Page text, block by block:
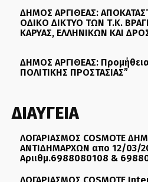
ΔΗΜΟΣ ΑΡΓΙΘΕΑΣ:
ΟΔΙΚΟ ΔΙΚΤΥΟ ΤΩΝ Τ.Κ.
ΚΑΡΥΑΣ, ΕΛΛΗΝΙΚΩΝ ΚΑΙ
ΔΗΜΟΣ ΑΡΓΙΘΕΑΣ:
ΠΟΛΙΤΙΚΗΣ ΠΡΟΣΤΑΣΙΑΣ”
ΔΙΑΥΓΕΙΑ
ΛΟΓΑΡΙΑΣΜΟΣ COSMOTE
ΑΝΤΙΔΗΜΑΡΧΩΝ απο 12/03/
Αριιθμ.6988080108 &